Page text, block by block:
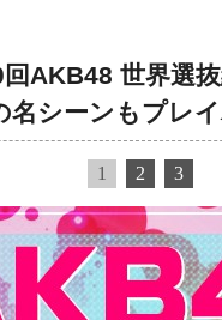
AKB48 世界選
シーンもプレ
1 2 3